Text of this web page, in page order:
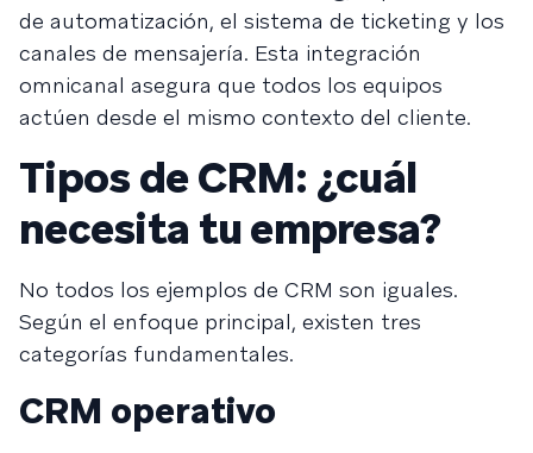
de automatización, el sistema de ticketing y los
canales de mensajería. Esta integración
omnicanal asegura que todos los equipos
actúen desde el mismo contexto del cliente.
Tipos de CRM: ¿cuál
necesita tu empresa?
No todos los ejemplos de CRM son iguales.
Según el enfoque principal, existen tres
categorías fundamentales.
CRM operativo